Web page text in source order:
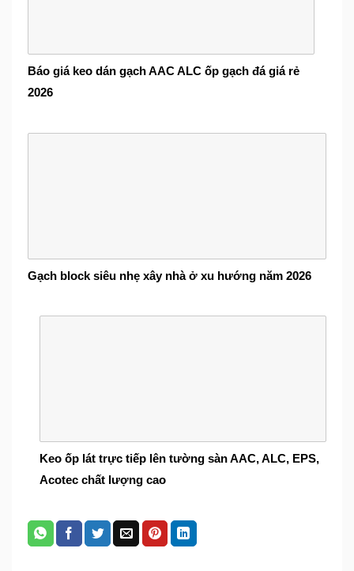
Báo giá keo dán gạch AAC ALC ốp gạch đá giá rẻ
2026
Gạch block siêu nhẹ xây nhà ở xu hướng năm 2026
Keo ốp lát trực tiếp lên tường sàn AAC, ALC, EPS,
Acotec chất lượng cao